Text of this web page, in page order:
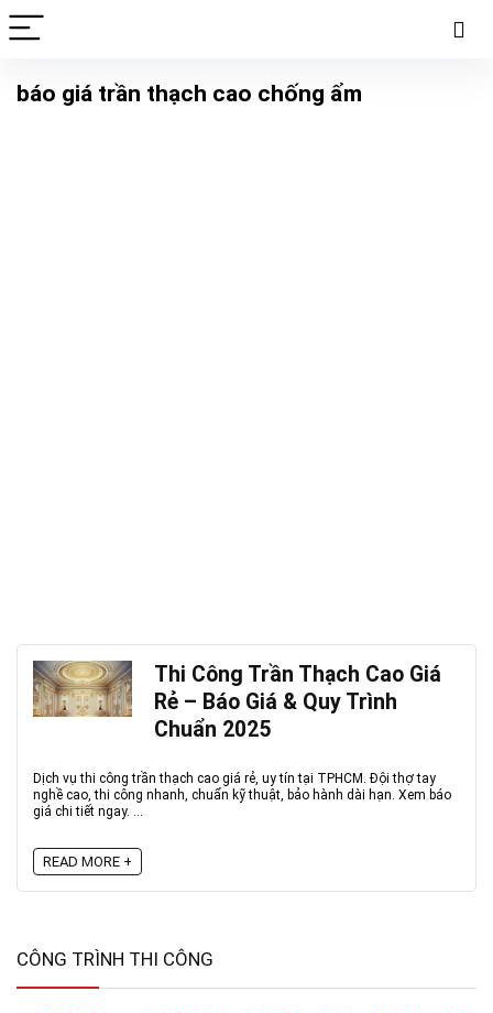
báo giá trần thạch cao chống ẩm
Thi Công Trần Thạch Cao Giá
Rẻ – Báo Giá & Quy Trình
Chuẩn 2025
Dịch vụ thi công trần thạch cao giá rẻ, uy tín tại TPHCM. Đội thợ tay
nghề cao, thi công nhanh, chuẩn kỹ thuật, bảo hành dài hạn. Xem báo
giá chi tiết ngay. ...
READ MORE +
CÔNG TRÌNH THI CÔNG